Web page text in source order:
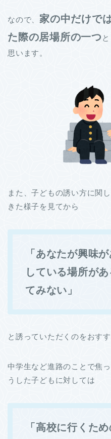
なので、 家の中だけで
た際の居場所の一つ
思います。
また、子どもの誘い方に関
きた様子を見てから
「あなたが興味
している場所が
てみない」
と誘っていただくのをおす
中学生など進路のことで焦
うした子どもに対しては
「高校に行くた